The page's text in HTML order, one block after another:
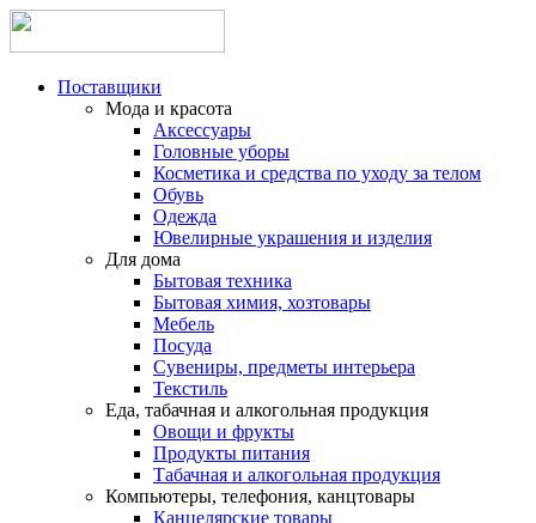
Поставщики
Мода и красота
Аксессуары
Головные уборы
Косметика и средства по уходу за телом
Обувь
Одежда
Ювелирные украшения и изделия
Для дома
Бытовая техника
Бытовая химия, хозтовары
Мебель
Посуда
Сувениры, предметы интерьера
Текстиль
Еда, табачная и алкогольная продукция
Овощи и фрукты
Продукты питания
Табачная и алкогольная продукция
Компьютеры, телефония, канцтовары
Канцелярские товары